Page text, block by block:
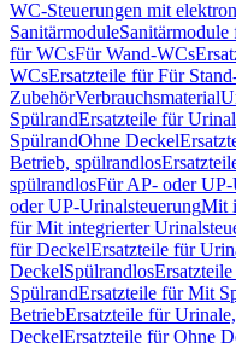
WC-Steuerungen mit
Sanitärmodule
für WCsFür Wand-WCs
WCsErsatzteile für Für
ZubehörVerbrauchsmaterial
SpülrandErsatzteile für
SpülrandOhne Deckel
Betrieb, spülrandlos
spülrandlosFür AP- oder
oder UP-UrinalsteuerungMit
für Mit integrierter
für DeckelErsatzteile für
DeckelSpülrandlos
SpülrandErsatzteile für Mit
BetriebErsatzteile für
DeckelErsatzteile für Ohne